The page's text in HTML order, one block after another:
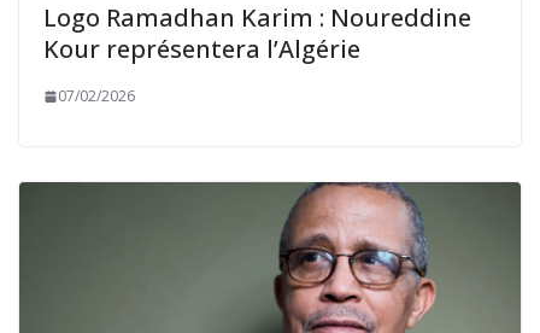
Logo Ramadhan Karim : Noureddine
Kour représentera l’Algérie
07/02/2026